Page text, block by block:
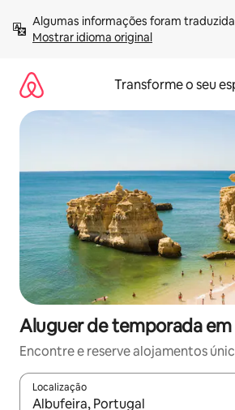
para
Mostrar idioma original
Transforme o seu
Aluguer de temporada
Encontre e reserve alojamentos
Localização
Quando os resultados estiverem